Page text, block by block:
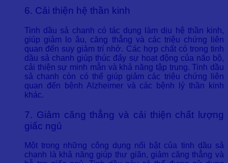
6. Cải thiện hệ thần kinh
Tinh dầu sả chanh có tác dụng làm dịu hệ thần kinh,
giúp giảm lo âu, căng thẳng và các triệu chứng liên
quan đến suy giảm trí nhớ. Các hợp chất có trong tinh
dầu sả chanh giúp thúc đẩy sự hoạt động của não bộ,
cải thiện sự minh mẫn và khả năng tập trung. Tinh dầu
sả chanh còn có thể giúp giảm các triệu chứng liên
quan đến bệnh Alzheimer và các bệnh lý thần kinh
khác.
7. Giảm căng thẳng và cải thiện chất lượng
giấc ngủ
Một trong những công dụng nổi bật của tinh dầu sả
chanh là khả năng giúp thư giãn, giảm căng thẳng và